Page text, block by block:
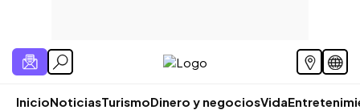
InicioNoticiasTurismoDinero y negociosVida